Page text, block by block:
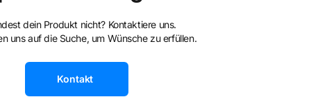
dein Produkt nicht? Kontaktiere uns.
uns auf die Suche, um Wünsche zu erfüllen.
Kontakt